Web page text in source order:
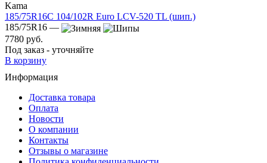
Kama
185/75R16C 104/102R Euro LCV-520 TL (шип.)
185/75R16 —
7780 руб.
Под заказ - уточняйте
В корзину
Информация
Доставка товара
Оплата
Новости
О компании
Контакты
Отзывы о магазине